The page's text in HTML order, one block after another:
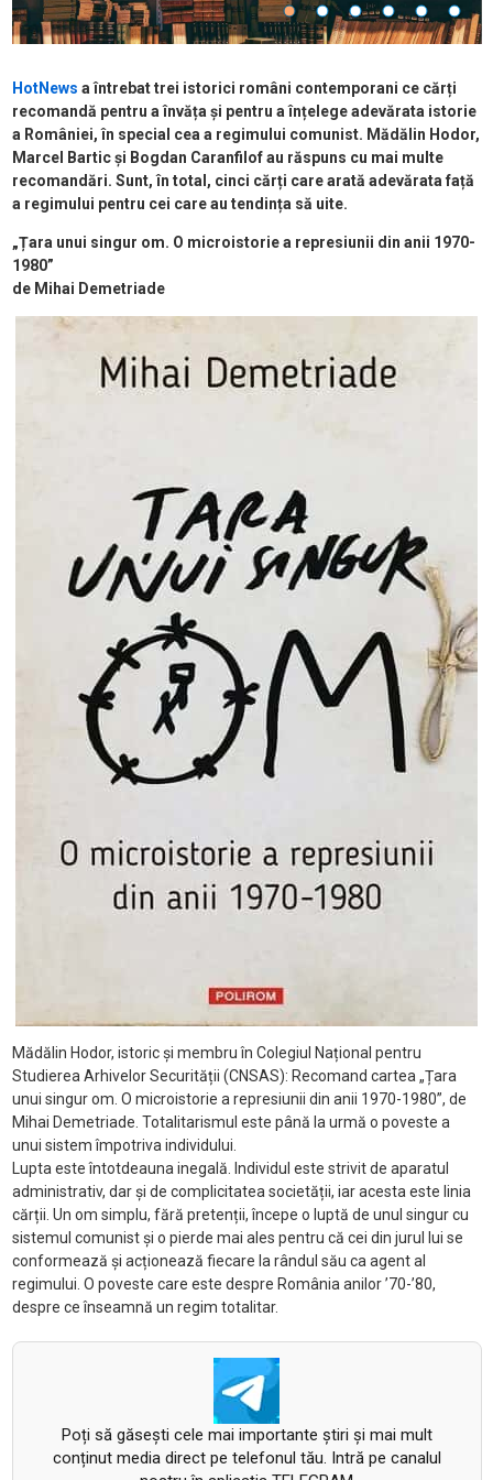
HotNews a întrebat trei istorici români contemporani ce cărți
recomandă pentru a învăța și pentru a înțelege adevărata istorie
a României, în special cea a regimului comunist. Mădălin Hodor,
Marcel Bartic și Bogdan Caranfilof au răspuns cu mai multe
recomandări. Sunt, în total, cinci cărți care arată adevărata față
a regimului pentru cei care au tendința să uite.
„Țara unui singur om. O microistorie a represiunii din anii 1970-
1980”
de Mihai Demetriade
Mădălin Hodor, istoric și membru în Colegiul Național pentru
Studierea Arhivelor Securității (CNSAS): Recomand cartea „Țara
unui singur om. O microistorie a represiunii din anii 1970-1980”, de
Mihai Demetriade. Totalitarismul este până la urmă o poveste a
unui sistem împotriva individului.
Lupta este întotdeauna inegală. Individul este strivit de aparatul
administrativ, dar și de complicitatea societății, iar acesta este linia
cărții. Un om simplu, fără pretenții, începe o luptă de unul singur cu
sistemul comunist și o pierde mai ales pentru că cei din jurul lui se
conformează și acționează fiecare la rândul său ca agent al
regimului. O poveste care este despre România anilor ’70-’80,
despre ce înseamnă un regim totalitar.
Poți să găsești cele mai importante știri și mai mult
conținut media direct pe telefonul tău. Intră pe canalul